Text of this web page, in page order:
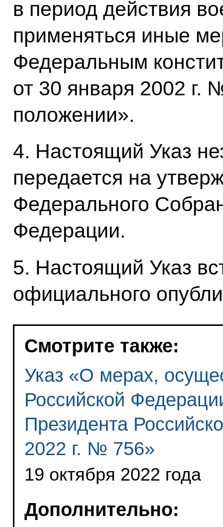
в период действия
применяться иные
Федеральным
от 30 января 2002
положении».
4. Настоящий Указ
передается на
Федерального
Федерации.
5. Настоящий Указ
официального
Смотрите также:
Указ «О мерах,
Российской
Президента
2022 г. № 756»
19 октября 2022 года
Дополнительно: